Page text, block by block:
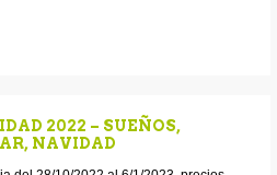
2022 – SUEÑOS,
NAVIDAD